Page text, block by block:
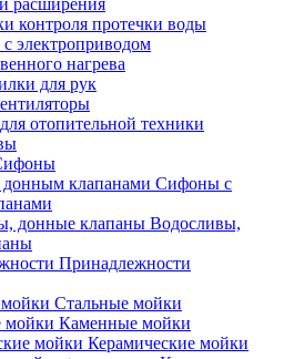
расширения
контроля протечки воды
электроприводом
нагрева
для рук
отопительной техники
Сифоны с
Водосливы,
Принадлежности
Стальные мойки
Каменные мойки
Керамические мойки